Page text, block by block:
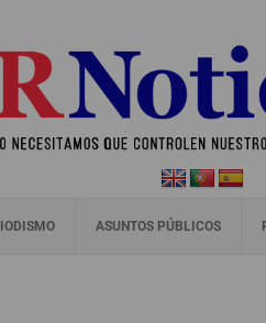
ASUNTOS PÚBLICOS